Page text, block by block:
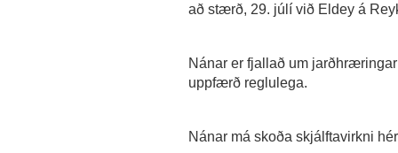
að stærð, 29. júlí við Eldey á
Nánar er fjallað um
uppfærð reglulega.
Nánar má skoða skjálftavirkni